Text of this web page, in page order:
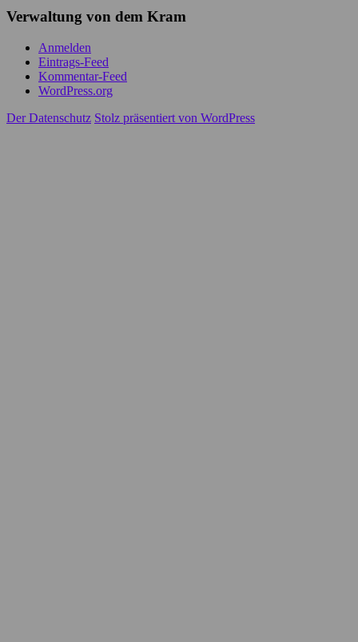
Verwaltung von dem Kram
Anmelden
Eintrags-Feed
Kommentar-Feed
WordPress.org
Der Datenschutz Stolz präsentiert von WordPress